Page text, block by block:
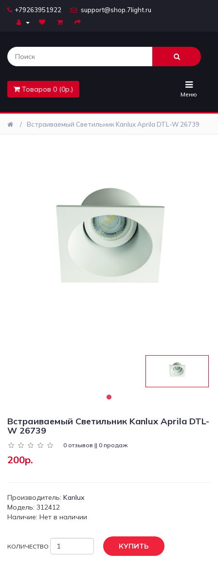
+79263951922 support@shop.7light.ru
Товаров 0 (0р.)
Меню
Комплектующие
Лайтбоксы
Электротовары
Встраиваемый Светильник Kanlux Aprila DTL-W 26739
Встраиваемый Светильник Kanlux Aprila DTL-
W 26739
0 отзывов || 0 продаж
200р.
Производитель: Kanlux
Модель: 312412
Наличие: Нет в наличии
КОЛИЧЕСТВО КУПИТЬ